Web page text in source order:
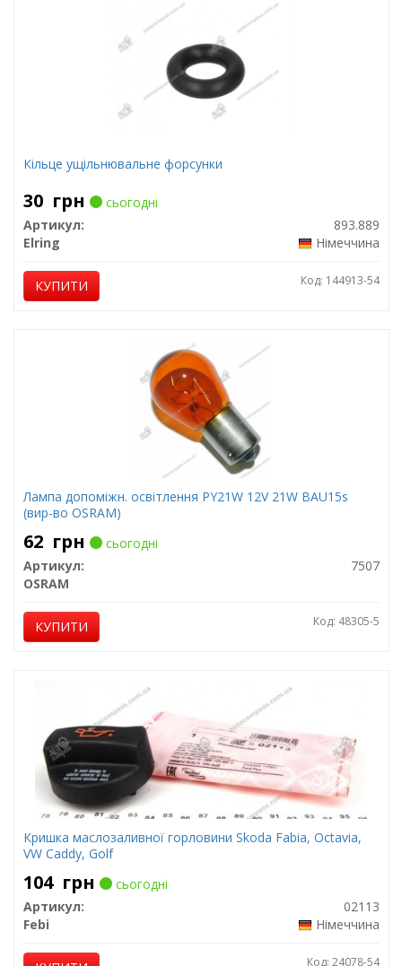
Кільце ущільнювальне форсунки
30 грн
сьогодні
Артикул:
893.889
Elring
Німеччина
КУПИТИ Код: 144913-54
Лампа допоміжн. освітлення РY21W 12V 21W ВАU15s
(вир-во OSRAM)
62 грн
сьогодні
Артикул:
7507
OSRAM
КУПИТИ Код: 48305-5
Кришка маслозаливної горловини Skoda Fabia, Octavia,
VW Caddy, Golf
104 грн
сьогодні
Артикул:
02113
Febi
Німеччина
Код: 24078-54